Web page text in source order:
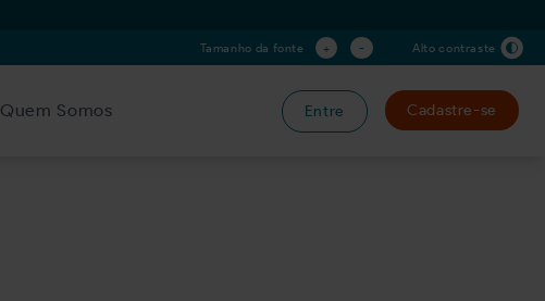
Tamanho da fonte + - Alto contraste
Quem Somos Entre Cadastre-se